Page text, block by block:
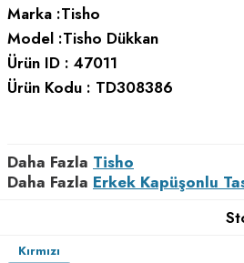
Marka :Tisho
Model :Tisho Dükkan
Ürün ID : 47011
Ürün Kodu : TD308386
Daha Fazla Tisho
Daha Fazla Erkek Kapüşonlu
Kırmızı